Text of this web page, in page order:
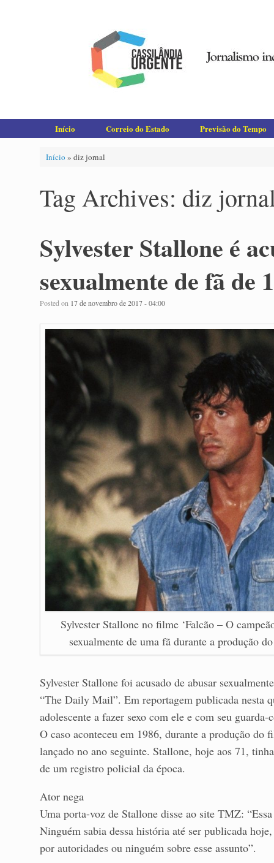
Início Correio do Estado Previsão do Tempo
Início » diz jornal
Tag Archives: diz
Sylvester Stallone é
sexualmente de fã de
Posted on 17 de novembro de 2017 - 04:00
Sylvester Stallone no filme ‘Falcão – O
sexualmente de uma fã durante a produção
Sylvester Stallone foi acusado de abusar
“The Daily Mail”. Em reportagem publicada nesta
adolescente a fazer sexo com ele e com seu
O caso aconteceu em 1986, durante a produção do
lançado no ano seguinte. Stallone, hoje aos 71,
de um registro policial da época.
Ator nega
Uma porta-voz de Stallone disse ao site TMZ:
Ninguém sabia dessa história até ser publicada
por autoridades ou ninguém sobre esse assunto”.